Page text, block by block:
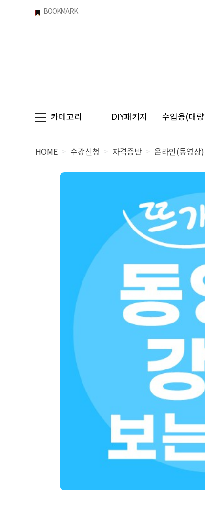
BOOKMARK
카테고리 DIY패키지 수업용(대
HOME > 수강신청 > 자격증반 > 온라인(동영상